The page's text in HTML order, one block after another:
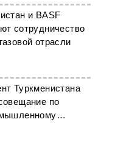
и BASF
сотрудничество
отрасли
Туркменистана
по